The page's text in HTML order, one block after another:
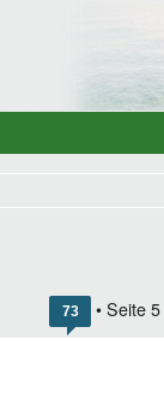
73 • Seite 5